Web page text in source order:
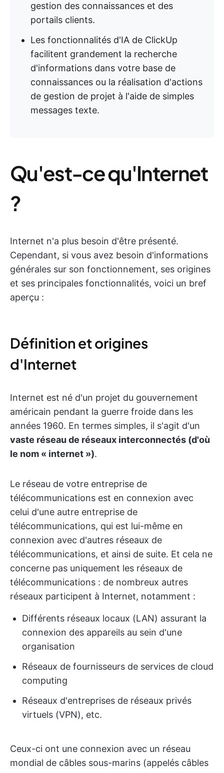
gestion des connaissances et des
portails clients.
Les fonctionnalités d'IA de ClickUp
facilitent grandement la recherche
d'informations dans votre base de
connaissances ou la réalisation d'actions
de gestion de projet à l'aide de simples
messages texte.
Qu'est-ce qu'Internet
?
Internet n'a plus besoin d'être présenté.
Cependant, si vous avez besoin d'informations
générales sur son fonctionnement, ses origines
et ses principales fonctionnalités, voici un bref
aperçu :
Définition et origines
d'Internet
Internet est né d'un projet du gouvernement
américain pendant la guerre froide dans les
années 1960. En termes simples, il s'agit d'un
vaste réseau de réseaux interconnectés (d'où
le nom « internet »).
Le réseau de votre entreprise de
télécommunications est en connexion avec
celui d'une autre entreprise de
télécommunications, qui est lui-même en
connexion avec d'autres réseaux de
télécommunications, et ainsi de suite. Et cela ne
concerne pas uniquement les réseaux de
télécommunications : de nombreux autres
réseaux participent à Internet, notamment :
Différents réseaux locaux (LAN) assurant la
connexion des appareils au sein d'une
organisation
Réseaux de fournisseurs de services de cloud
computing
Réseaux d'entreprises de réseaux privés
virtuels (VPN), etc.
Ceux-ci ont une connexion avec un réseau
mondial de câbles sous-marins (appelés câbles